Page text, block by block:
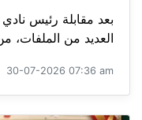
بعد مقابلة رئيس نادي
العديد من الملفات، من
30-07-2026 07:36 am